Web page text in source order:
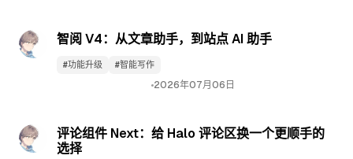
智阅 V4：从文章助手，到站点 AI 助手
#功能升级 #智能写作
2026年07月06日
评论组件 Next：给 Halo 评论区换一个更顺手的
选择